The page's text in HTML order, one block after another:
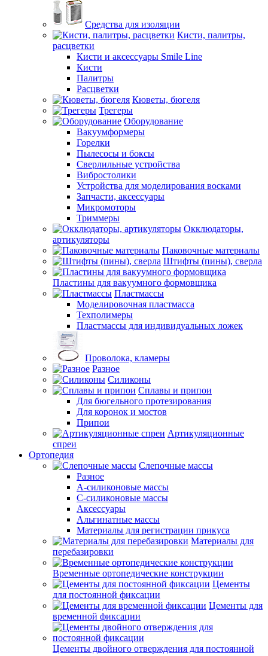
Средства для изоляции
Кисти, палитры,
расцветки
Кисти и аксессуары Smile Line
Кисти
Палитры
Расцветки
Кюветы, бюгеля
Трегеры
Оборудование
Вакуумформеры
Горелки
Пылесосы и боксы
Сверлильные устройства
Вибростолики
Устройства для моделирования восками
Запчасти, аксессуары
Микромоторы
Триммеры
Окклюдаторы,
артикуляторы
Паковочные материалы
Штифты (пины), сверла
Пластины для вакуумного формовщика
Пластмассы
Моделировочная пластмасса
Техполимеры
Пластмассы для индивидуальных ложек
Проволока, кламеры
Разное
Силиконы
Сплавы и припои
Для бюгельного протезирования
Для коронок и мостов
Припои
Артикуляционные
спреи
Ортопедия
Слепочные массы
Разное
А-силиконовые массы
С-силиконовые массы
Аксессуары
Альгинатные массы
Материалы для регистрации прикуса
Материалы для
перебазировки
Временные ортопедические конструкции
Цементы
для постоянной фиксации
Цементы для
временной фиксации
Цементы двойного отверждения для постоянной